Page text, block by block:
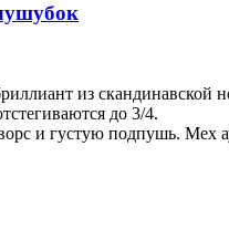
из
до 3/4.
и густую подпушь. Мех